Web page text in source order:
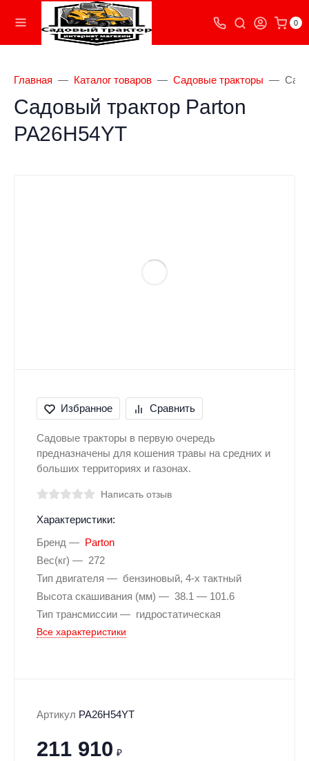
0
Главная Каталог товаров Садовые тракторы
Садовый трактор Parton
PA26H54YT
Избранное Сравнить
Садовые тракторы в первую очередь
предназначены для кошения травы на средних и
больших территориях и газонах.
Написать отзыв
Характеристики:
Бренд
Parton
Вес(кг)
272
Тип двигателя
бензиновый, 4-х тактный
Высота скашивания (мм)
38.1 — 101.6
Тип трансмиссии
гидростатическая
Все характеристики
Артикул PA26H54YT
211 910 ₽